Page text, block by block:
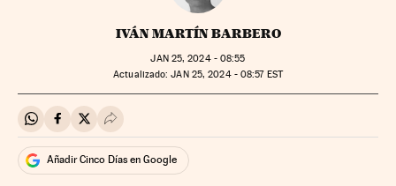
IVÁN MARTÍN BARBERO
JAN25, 2024 - 08:55
actualizado: JAN25, 2024 - 08:57EST
Compartir en Whatsapp
Compartir en Facebook
Compartir en Twitter
Desplegar Redes Sociales
Añadir Cinco Días en Google